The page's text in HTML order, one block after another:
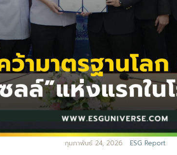
กุมภาพันธ์ 24, 2026 ESG Report